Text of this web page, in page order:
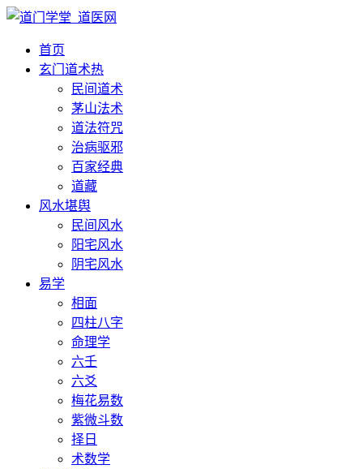
首页
玄门道术热
民间道术
茅山法术
道法符咒
治病驱邪
百家经典
道藏
风水堪舆
民间风水
阳宅风水
阴宅风水
易学
相面
四柱八字
命理学
六壬
六爻
梅花易数
紫微斗数
择日
术数学